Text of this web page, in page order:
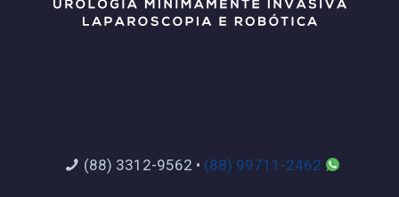
(88) 3312-9562 • (88) 99711-2462